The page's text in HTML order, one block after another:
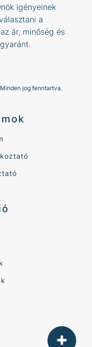
igényeinek
a
ár, minőség és
jog fenntartva.